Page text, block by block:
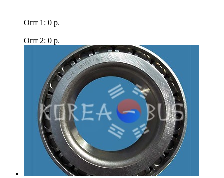
Опт 1: 0 р.
Опт 2: 0 р.